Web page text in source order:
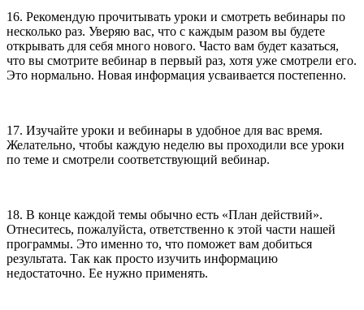
16. Рекомендую прочитывать уроки и смотреть вебинары по
несколько раз. Уверяю вас, что с каждым разом вы будете
открывать для себя много нового. Часто вам будет казаться,
что вы смотрите вебинар в первый раз, хотя уже смотрели его.
Это нормально. Новая информация усваивается постепенно.
17. Изучайте уроки и вебинары в удобное для вас время.
Желательно, чтобы каждую неделю вы проходили все уроки
по теме и смотрели соответствующий вебинар.
18. В конце каждой темы обычно есть «План действий».
Отнеситесь, пожалуйста, ответственно к этой части нашей
программы. Это именно то, что поможет вам добиться
результата. Так как просто изучить информацию
недостаточно. Ее нужно применять.